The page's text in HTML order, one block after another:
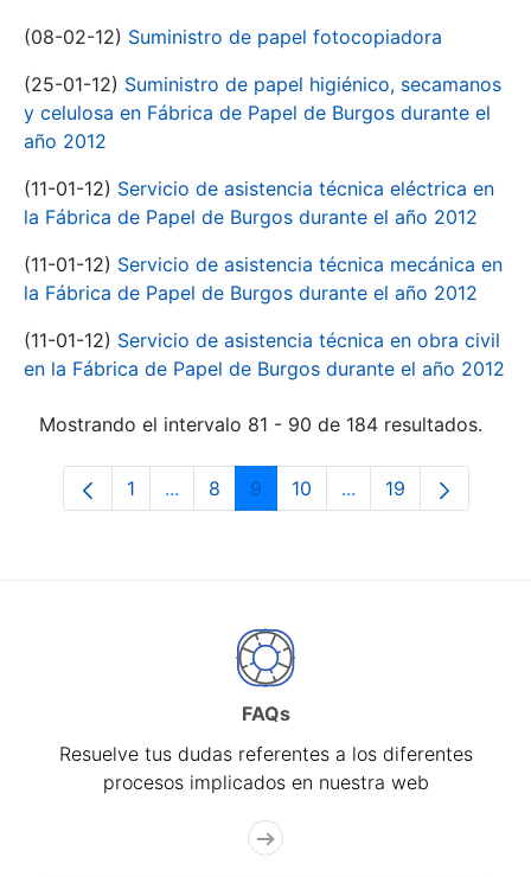
(08-02-12) Suministro de papel fotocopiadora
(25-01-12) Suministro de papel higiénico, secamanos
y celulosa en Fábrica de Papel de Burgos durante el
año 2012
(11-01-12) Servicio de asistencia técnica eléctrica en
la Fábrica de Papel de Burgos durante el año 2012
(11-01-12) Servicio de asistencia técnica mecánica en
la Fábrica de Papel de Burgos durante el año 2012
(11-01-12) Servicio de asistencia técnica en obra civil
en la Fábrica de Papel de Burgos durante el año 2012
Mostrando el intervalo 81 - 90 de 184 resultados.
Página
1 ...Páginas intermedias Use TAB para
Página
8 Página
9 Página
10 ...PáginasPágina
19
FAQs
Resuelve tus dudas referentes a los diferentes
procesos implicados en nuestra web